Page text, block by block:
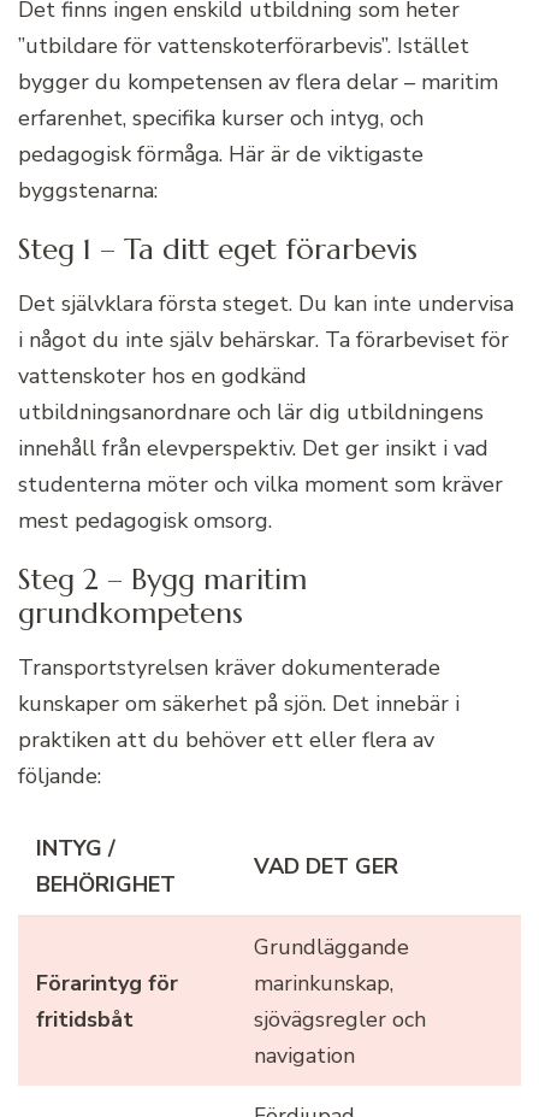
Det finns ingen enskild utbildning som heter
”utbildare för vattenskoterförarbevis”. Istället
bygger du kompetensen av flera delar – maritim
erfarenhet, specifika kurser och intyg, och
pedagogisk förmåga. Här är de viktigaste
byggstenarna:
Steg 1 – Ta ditt eget förarbevis
Det självklara första steget. Du kan inte undervisa
i något du inte själv behärskar. Ta förarbeviset för
vattenskoter hos en godkänd
utbildningsanordnare och lär dig utbildningens
innehåll från elevperspektiv. Det ger insikt i vad
studenterna möter och vilka moment som kräver
mest pedagogisk omsorg.
Steg 2 – Bygg maritim
grundkompetens
Transportstyrelsen kräver dokumenterade
kunskaper om säkerhet på sjön. Det innebär i
praktiken att du behöver ett eller flera av
följande:
INTYG /
BEHÖRIGHET
VAD DET GER
Förarintyg för
fritidsbåt
Grundläggande
marinkunskap,
sjövägsregler och
navigation